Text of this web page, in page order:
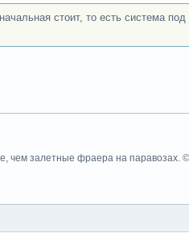
стоит, то есть система под
чем залетные фраера на паравозах.